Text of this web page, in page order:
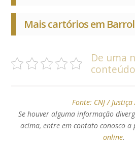
Mais cartórios em
De uma
Fonte: CNJ /
Se houver alguma informação
acima, entre em contato conosco
online.